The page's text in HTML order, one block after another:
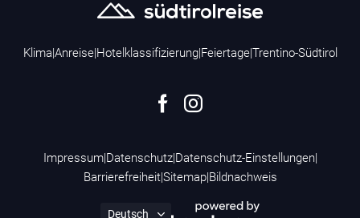
Klima|Anreise|Hotelklassifizierung|Feiertage|Trentino-Südtirol
Impressum|Datenschutz|Datenschutz-Einstellungen|
Barrierefreiheit|Sitemap|Bildnachweis